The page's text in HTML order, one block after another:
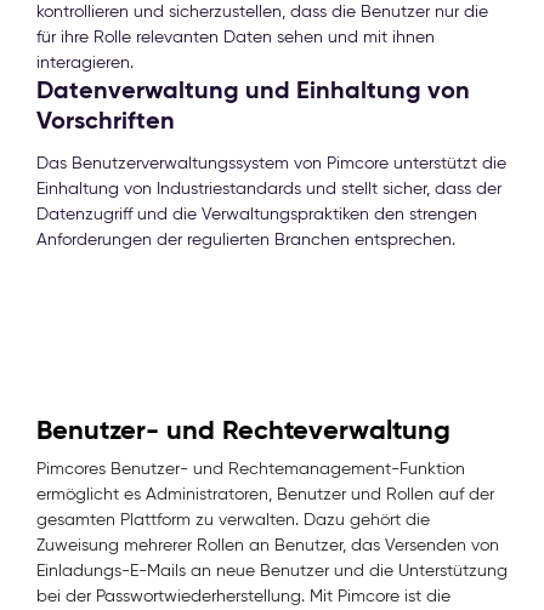
kontrollieren und sicherzustellen, dass die Benutzer nur die
für ihre Rolle relevanten Daten sehen und mit ihnen
interagieren.
Datenverwaltung und Einhaltung von
Vorschriften
Das Benutzerverwaltungssystem von Pimcore unterstützt die
Einhaltung von Industriestandards und stellt sicher, dass der
Datenzugriff und die Verwaltungspraktiken den strengen
Anforderungen der regulierten Branchen entsprechen.
Benutzer- und Rechteverwaltung
Pimcores Benutzer- und Rechtemanagement-Funktion
ermöglicht es Administratoren, Benutzer und Rollen auf der
gesamten Plattform zu verwalten. Dazu gehört die
Zuweisung mehrerer Rollen an Benutzer, das Versenden von
Einladungs-E-Mails an neue Benutzer und die Unterstützung
bei der Passwortwiederherstellung. Mit Pimcore ist die